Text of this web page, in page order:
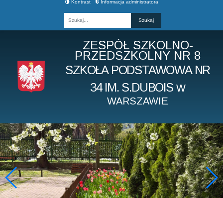
Kontrast Informacja administratora
ZESPÓŁ SZKOLNO-
PRZEDSZKOLNY NR 8
SZKOŁA PODSTAWOWA NR
34 IM. S.DUBOIS W
WARSZAWIE